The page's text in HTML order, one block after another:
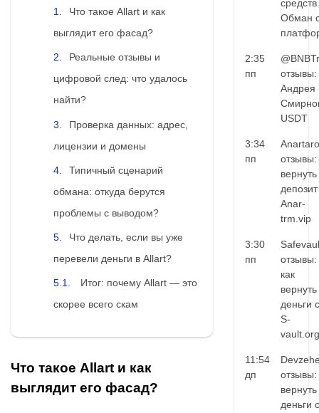
Что такое Allart и как
выглядит его фасад?
Реальные отзывы и
цифровой след: что удалось
найти?
Проверка данных: адрес,
лицензии и домены
Типичный сценарий
обмана: откуда берутся
проблемы с выводом?
Что делать, если вы уже
перевели деньги в Allart?
Итог: почему Allart — это
скорее всего скам
Что такое Allart и как
выглядит его фасад?
средств.
Обман
2:35
пп
Андрея
USDT
3:34
пп
отзывы:
вернуть
Anar-
trm.vip
3:30
пп
отзывы:
как
вернуть
деньги с
S-
vault.org
11:54
дп
отзывы:
вернуть
деньги с